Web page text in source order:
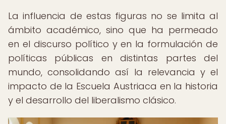
La influencia de estas figuras no se limita al
ámbito académico, sino que ha permeado
en el discurso político y en la formulación de
políticas públicas en distintas partes del
mundo, consolidando así la relevancia y el
impacto de la Escuela Austriaca en la historia
y el desarrollo del liberalismo clásico.